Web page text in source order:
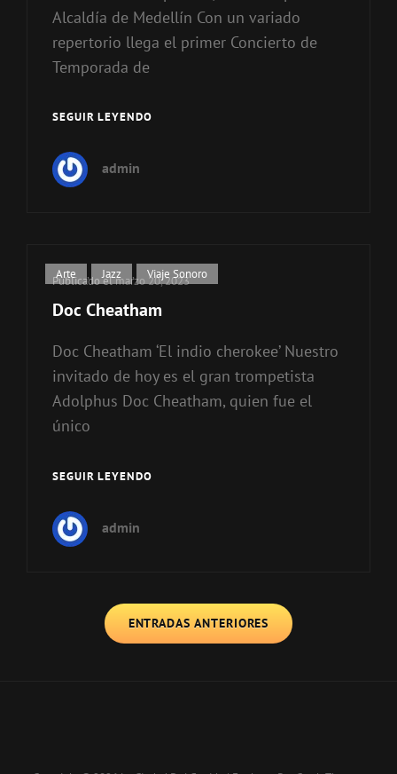
Alcaldía de Medellín Con un variado
repertorio llega el primer Concierto de
Temporada de
SEGUIR LEYENDO
admin
Enlaces
categorías
Arte , Jazz , Viaje Sonoro
Publicado elmarzo 20, 2023
Doc Cheatham
Doc Cheatham ‘El indio cherokee’ Nuestro
invitado de hoy es el gran trompetista
Adolphus Doc Cheatham, quien fue el
único
SEGUIR LEYENDO
admin
Navegación
ENTRADAS ANTERIORES